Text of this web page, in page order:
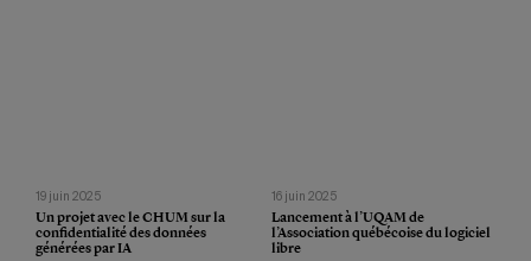
19 juin 2025
Un projet avec le CHUM sur la
confidentialité des données
générées par IA
16 juin 2025
Lancement à l’UQAM de
l’Association québécoise du logiciel
libre